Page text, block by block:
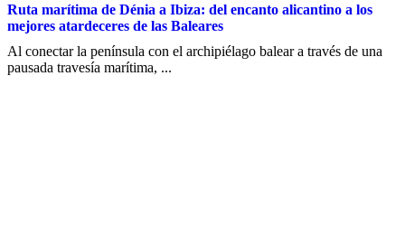
Ruta marítima de Dénia a Ibiza: del encanto alicantino a los
mejores atardeceres de las Baleares
Al conectar la península con el archipiélago balear a través de una
pausada travesía marítima, ...